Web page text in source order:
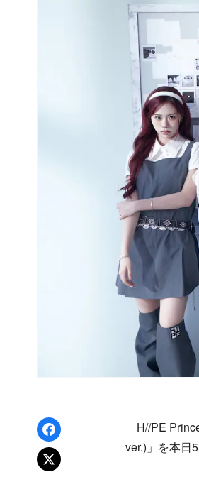
Facebookでシェア
xでポスト
H//PE
ver.)」を本日